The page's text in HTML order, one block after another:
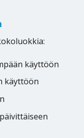
käyttöön
käyttöön